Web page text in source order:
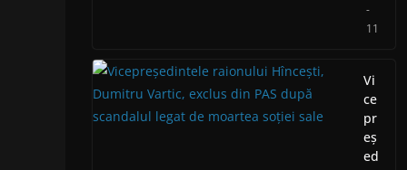
-
11
Vi
ce
pr
eș
ed